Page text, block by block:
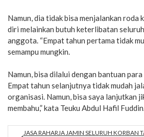
Namun, dia tidak bisa menjalankan roda
diri melainkan butuh keterlibatan
anggota. “Empat tahun pertama tidak
semampu mungkin.
Namun, bisa dilalui dengan bantuan
Empat tahun selanjutnya tidak mudah
organisasi. Namun, bisa saya lanjutkan
membahu,” kata Teuku Abdul Hafil
JASA RAHARJA JAMIN SELURUH KORBAN